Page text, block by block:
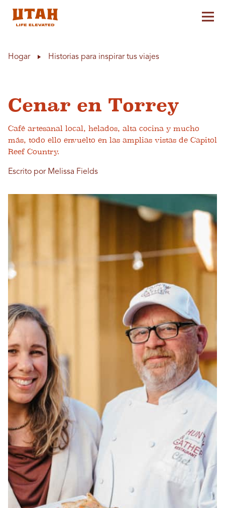
Hogar Historias para inspirar tus viajes
Cenar en Torrey
Café artesanal local, helados, alta cocina y mucho
más, todo ello envuelto en las amplias vistas de Capitol
Reef Country.
Escrito por Melissa Fields